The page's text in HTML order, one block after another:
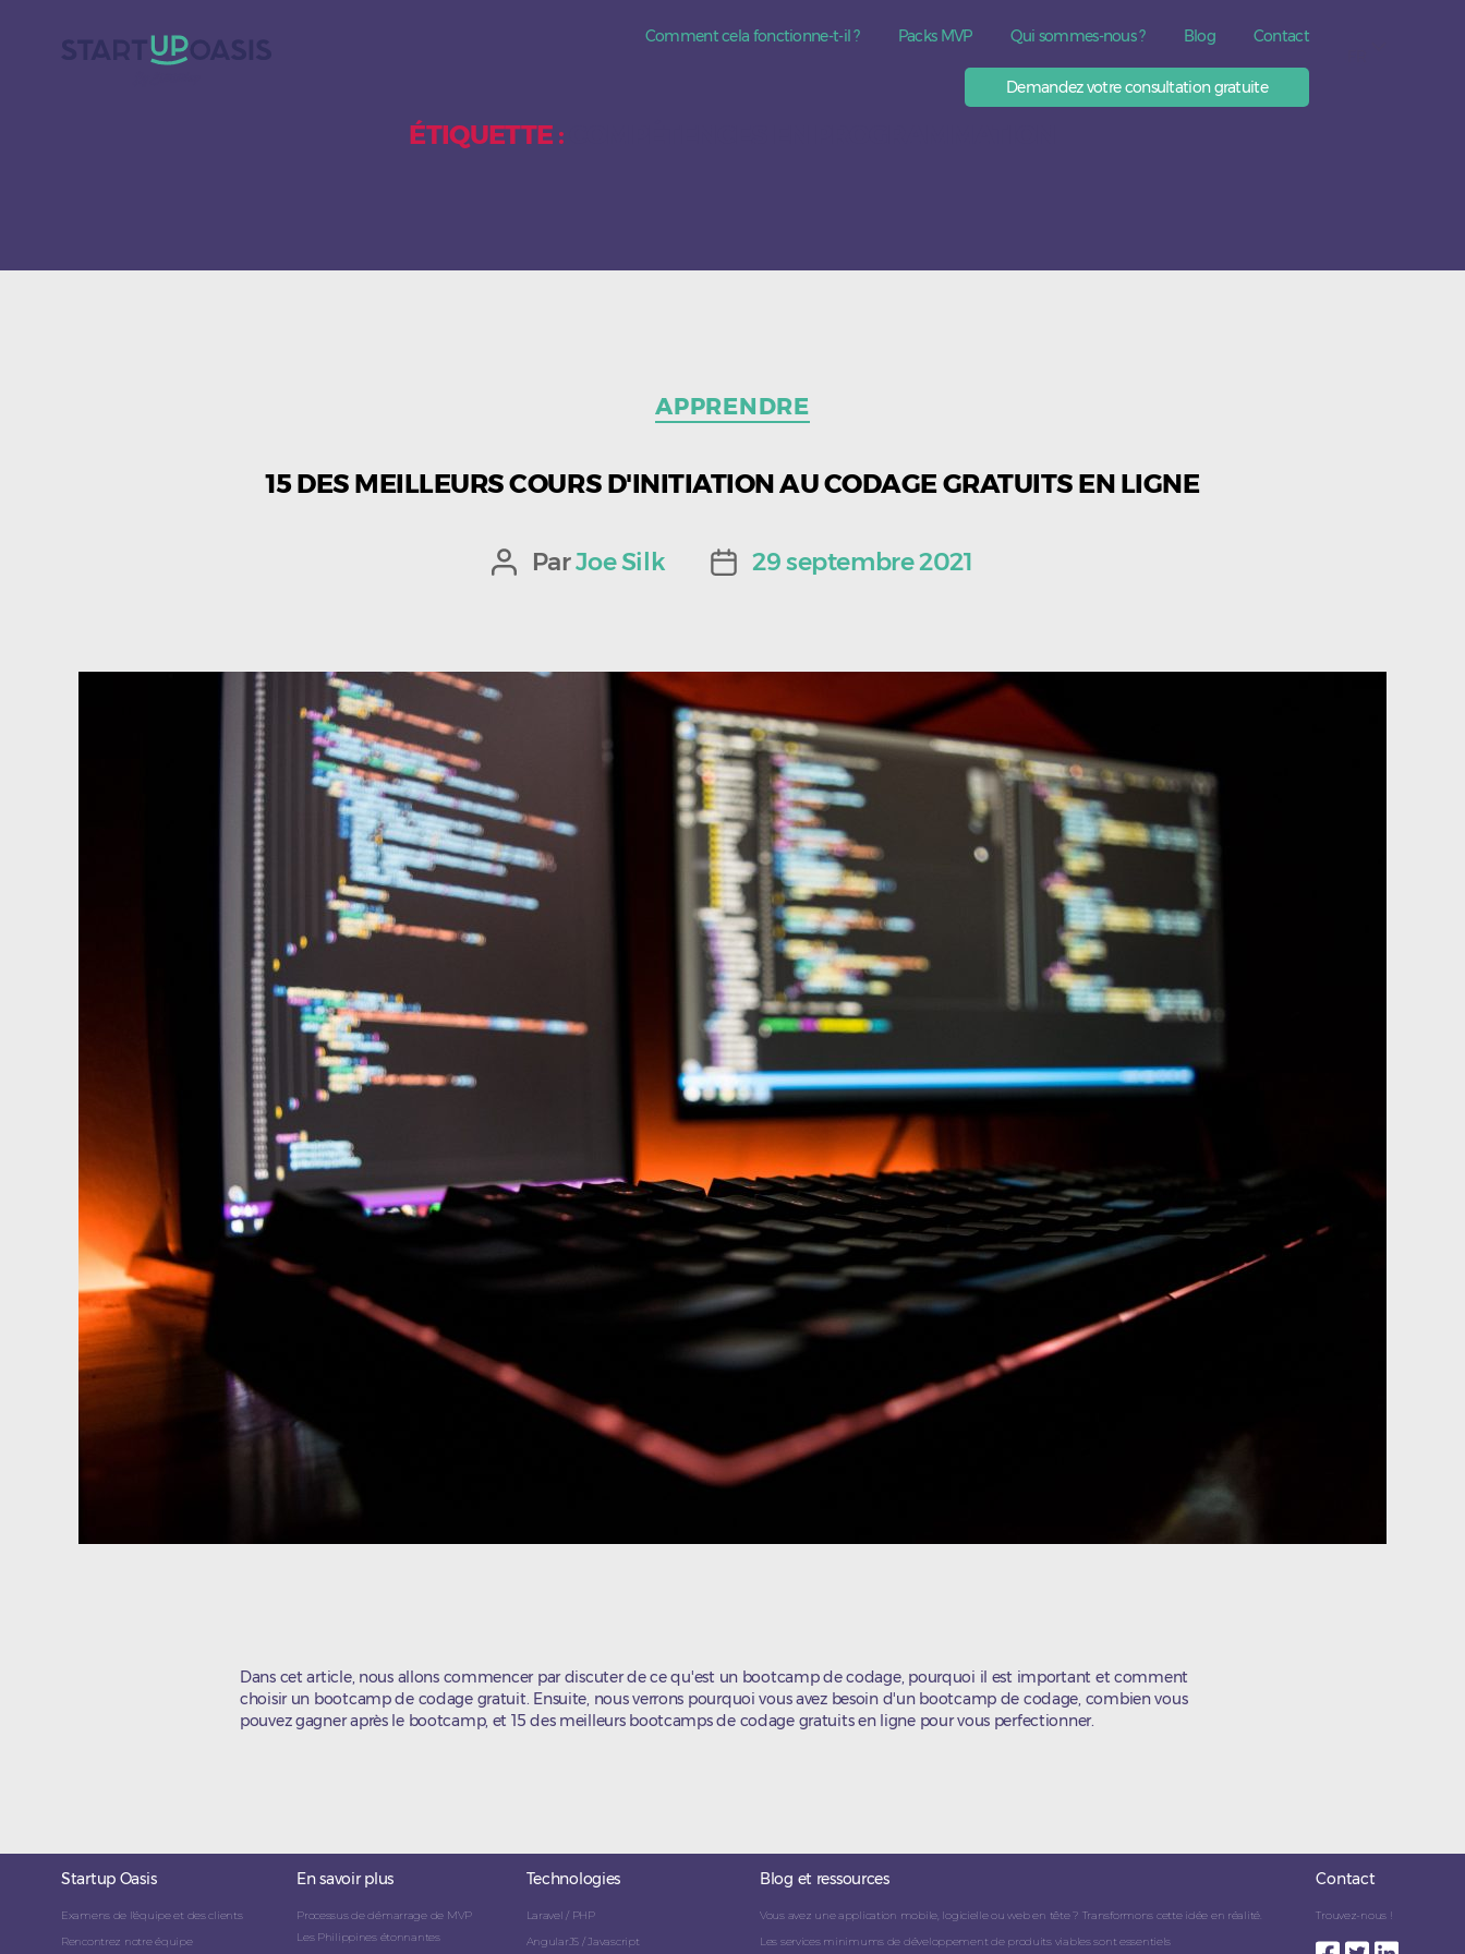
Comment cela fonctionne-t-il ? Packs MVP Qui sommes-nous ? Blog Contact
Demandez votre consultation gratuite
ÉTIQUETTE :
APPRENDRE
15 DES MEILLEURS COURS D'INITIATION AU CODAGE GRATUITS EN LIGNE
Auteur
ParJoe Silk
Date29 septembre 2021
Dans cet article, nous allons commencer par discuter de ce qu'est un bootcamp de codage, pourquoi il est important et comment
choisir un bootcamp de codage gratuit. Ensuite, nous verrons pourquoi vous avez besoin d'un bootcamp de codage, combien vous
pouvez gagner après le bootcamp, et 15 des meilleurs bootcamps de codage gratuits en ligne pour vous perfectionner.
Startup Oasis
Examens de l'équipe et des clients
Rencontrez notre équipe
En savoir plus
Processus de démarrage de MVP
Les Philippines étonnantes
Technologies
Laravel / PHP
AngularJS / Javascript
Blog et ressources
Vous avez une application mobile, logicielle ou web en tête ? Transformons cette idée en réalité.
Les services minimums de développement de produits viables sont essentiels
Contact
Trouvez-nous !